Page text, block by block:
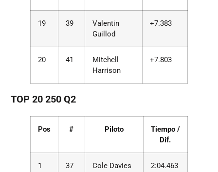
19 39
Valentin
Guillod
+7.383
20 41
Mitchell
Harrison
+7.803
TOP 20 250 Q2
Pos # Piloto
Tiempo /
Dif.
1 37 Cole Davies 2:04.463